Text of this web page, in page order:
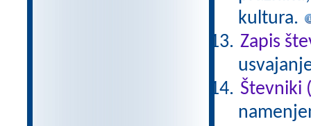
kultura.
Zapis
Števniki